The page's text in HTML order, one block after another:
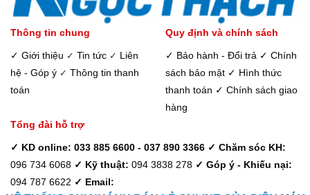
Thông tin chung
✓ Giới thiệu ✓ Tin tức ✓ Liên
hệ - Góp ý ✓ Thông tin thanh
toán
Quy định và chính sách
✓ Bảo hành - Đổi trả ✓ Chính
sách bảo mật ✓ Hình thức
thanh toán ✓ Chính sách giao
hàng
Tổng đài hỗ trợ
✓ KD online: 033 885 6600 - 037 890 3366 ✓ Chăm sóc KH:
096 734 6068 ✓ Kỹ thuật: 094 3838 278 ✓ Góp ý - Khiếu nại:
094 787 6622 ✓ Email: